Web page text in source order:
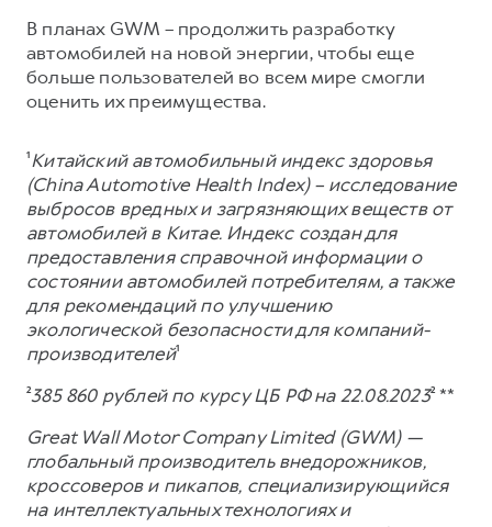
В планах GWM – продолжить разработку
автомобилей на новой энергии, чтобы еще
больше пользователей во всем мире смогли
оценить их преимущества.
¹Китайский автомобильный индекс здоровья
(China Automotive Health Index) – исследование
выбросов вредных и загрязняющих веществ от
автомобилей в Китае. Индекс создан для
предоставления справочной информации о
состоянии автомобилей потребителям, а также
для рекомендаций по улучшению
экологической безопасности для компаний-
производителей¹
²385 860 рублей по курсу ЦБ РФ на 22.08.2023² **
Great Wall Motor Company Limited (GWM) —
глобальный производитель внедорожников,
кроссоверов и пикапов, специализирующийся
на интеллектуальных технологиях и